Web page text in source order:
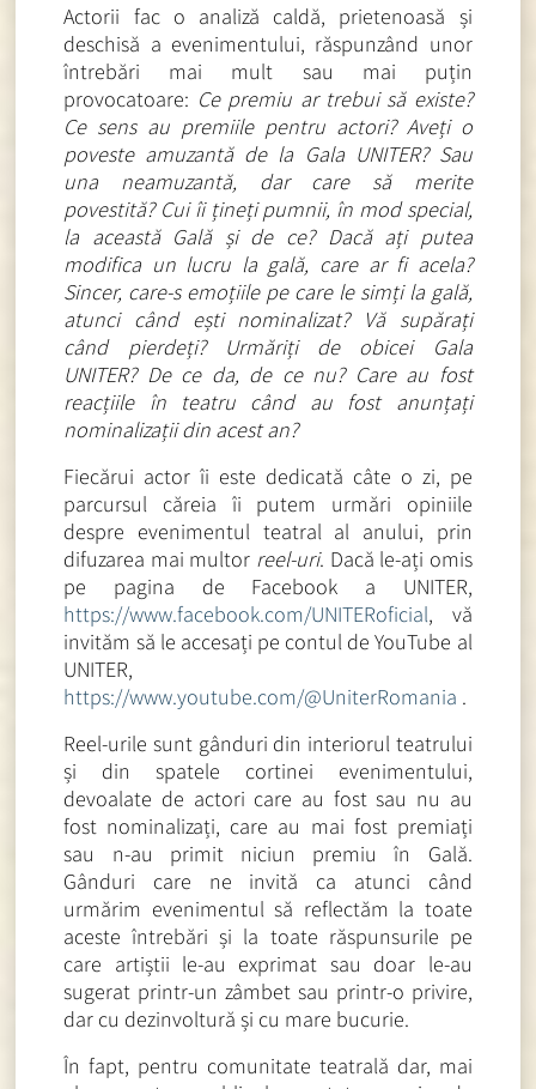
Actorii fac o analiză caldă, prietenoasă și
deschisă a evenimentului, răspunzând unor
întrebări mai mult sau mai puțin
provocatoare: Ce premiu ar trebui să existe?
Ce sens au premiile pentru actori? Aveți o
poveste amuzantă de la Gala UNITER? Sau
una neamuzantă, dar care să merite
povestită? Cui îi țineți pumnii, în mod special,
la această Gală și de ce? Dacă ați putea
modifica un lucru la gală, care ar fi acela?
Sincer, care-s emoțiile pe care le simți la gală,
atunci când ești nominalizat? Vă supărați
când pierdeți?
Urmăriți de obicei Gala
UNITER? De ce da, de ce nu? Care au fost
reacțiile în teatru când au fost anunțați
nominalizații din acest an?
Fiecărui actor îi este dedicată câte o zi, pe
parcursul căreia îi putem urmări opiniile
despre evenimentul teatral al anului, prin
difuzarea mai multor reel-uri. Dacă le-ați omis
pe pagina de Facebook a UNITER,
https://www.facebook.com/UNITERoficial, vă
invităm să le accesați pe contul de YouTube al
UNITER,
https://www.youtube.com/@UniterRomania .
Reel-urile sunt gânduri din interiorul teatrului
și din spatele cortinei evenimentului,
devoalate de actori care au fost sau nu au
fost nominalizați, care au mai fost premiați
sau n-au primit niciun premiu în Gală.
Gânduri care ne invită ca atunci când
urmărim evenimentul să reflectăm la toate
aceste întrebări și la toate răspunsurile pe
care artiștii le-au exprimat sau doar le-au
sugerat printr-un zâmbet sau printr-o privire,
dar cu dezinvoltură și cu mare bucurie.
În fapt, pentru comunitate teatrală dar, mai